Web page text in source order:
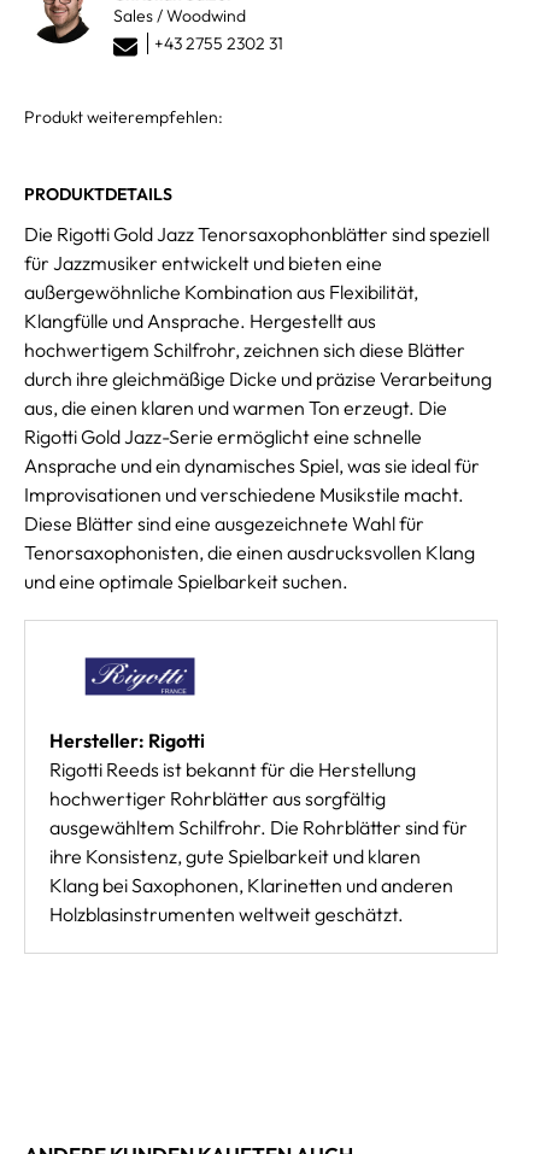
Sales / Woodwind
+43 2755 2302 31
Produkt weiterempfehlen:
PRODUKTDETAILS
Die Rigotti Gold Jazz Tenorsaxophonblätter sind speziell
für Jazzmusiker entwickelt und bieten eine
außergewöhnliche Kombination aus Flexibilität,
Klangfülle und Ansprache. Hergestellt aus
hochwertigem Schilfrohr, zeichnen sich diese Blätter
durch ihre gleichmäßige Dicke und präzise Verarbeitung
aus, die einen klaren und warmen Ton erzeugt. Die
Rigotti Gold Jazz-Serie ermöglicht eine schnelle
Ansprache und ein dynamisches Spiel, was sie ideal für
Improvisationen und verschiedene Musikstile macht.
Diese Blätter sind eine ausgezeichnete Wahl für
Tenorsaxophonisten, die einen ausdrucksvollen Klang
und eine optimale Spielbarkeit suchen.
Hersteller: Rigotti
Rigotti Reeds ist bekannt für die Herstellung
hochwertiger Rohrblätter aus sorgfältig
ausgewähltem Schilfrohr. Die Rohrblätter sind für
ihre Konsistenz, gute Spielbarkeit und klaren
Klang bei Saxophonen, Klarinetten und anderen
Holzblasinstrumenten weltweit geschätzt.